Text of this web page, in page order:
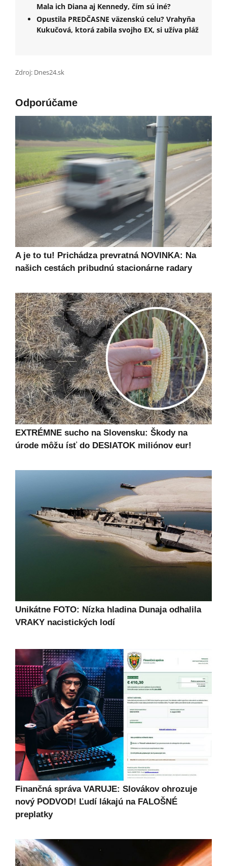
Mala ich Diana aj Kennedy, čím sú iné?
Opustila PREDČASNE väzenskú celu? Vrahyňa
Kukučová, ktorá zabila svojho EX, si užíva pláž
Zdroj: Dnes24.sk
Odporúčame
A je to tu! Prichádza prevratná NOVINKA: Na
našich cestách pribudnú stacionárne radary
EXTRÉMNE sucho na Slovensku: Škody na
úrode môžu ísť do DESIATOK miliónov eur!
Unikátne FOTO: Nízka hladina Dunaja odhalila
VRAKY nacistických lodí
Finančná správa VARUJE: Slovákov ohrozuje
nový PODVOD! Ľudí lákajú na FALOŠNÉ
preplatky